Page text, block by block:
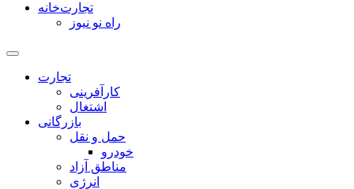
تجارت‌خانه
راه نو نیوز
تجارت
کارآفرینی
اشتغال
بازرگانی
حمل و نقل
خودرو
مناطق آزاد
انرژی